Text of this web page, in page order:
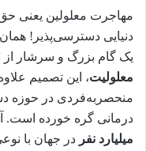
مهاجرت معلولین یعنی
دنیایی دسترسی‌پذیر!‌
یک گام بزرگ و سرشار از
معلولیت، این تصمیم
منحصربه‌فردی در حوزه
درمانی گره خورده است.
میلیارد نفر در جهان با